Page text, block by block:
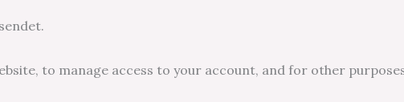
to manage access to your account, and for other